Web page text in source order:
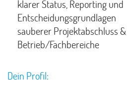
klarer Status, Reporting und
Entscheidungsgrundlagen
sauberer Projektabschluss
Betrieb/Fachbereiche
Dein Profil: